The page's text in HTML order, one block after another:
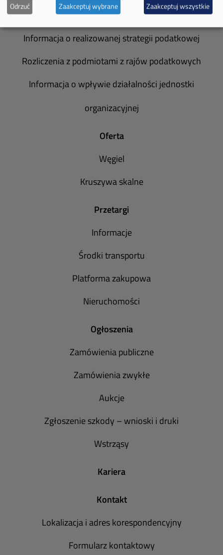
Galeria zdjęć
Informacja o realizowanej strategii podatkowej
Rozliczenia z podmiotami z rajów podatkowych
Informacja o wpływie działalności jednostki
organizacyjnej
Oferta
Węgiel
Kruszywa skalne
Przetargi
Informacje
Środki transportu
Platforma zakupowa
Nieruchomości
Ogłoszenia
Zamówienia publiczne
Zamówienia zwykłe
Aukcje
Zgłoszenie szkody – wnioski i druki
Wstrząsy
Kariera
Kontakt
Lokalizacja i adres korespondencyjny
Formularz kontaktowy
Odrzuć Zaakceptuj wybrane Zaakceptuj wszystkie